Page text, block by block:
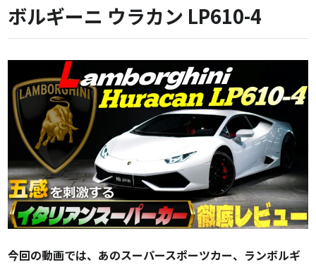
ボルギーニ ウラカン LP610-4
今回の動画では、あのスーパースポーツカー、ランボルギ